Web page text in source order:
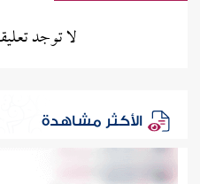
لا توجد
الأكثر مشاهدة